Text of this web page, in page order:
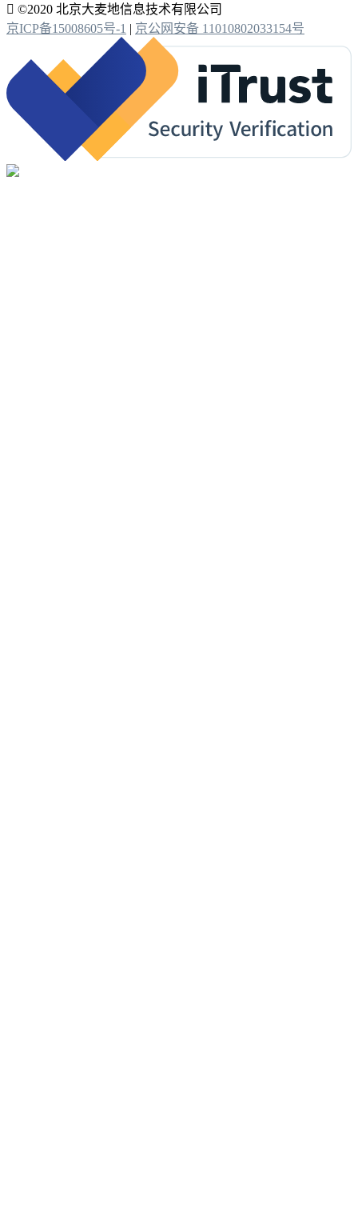
 ©2020 北京大麦地信息技术有限公司
京ICP备15008605号-1 | 京公网安备 11010802033154号